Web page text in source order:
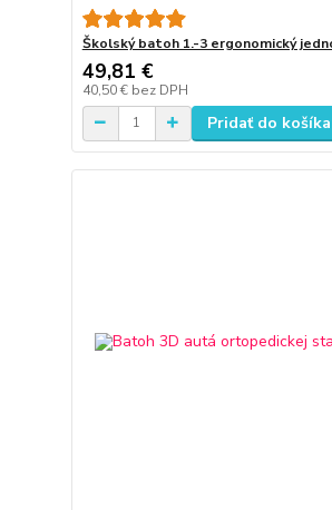
Školský batoh 1.-3 ergonomický
49,81 €
40,50 € bez DPH
Pridať do košíka